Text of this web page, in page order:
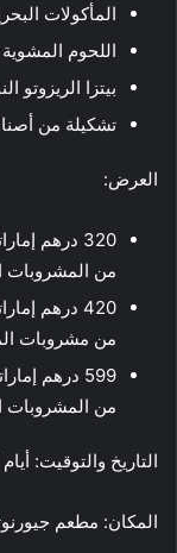
المأكولات
اللحوم المشوية
بيتزا الريزوتو
تشكيلة من
العرض:
320 درهم
من المشروبات
420 درهم
من مشروبات
599 درهم
من المشروبات
التاريخ والتوقيت:
المكان: مطعم